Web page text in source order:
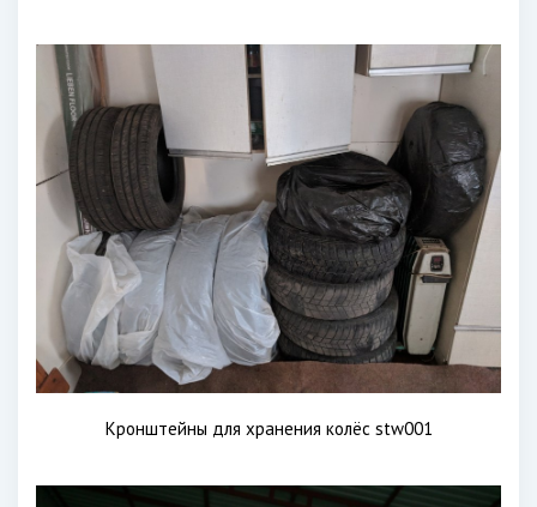
Кронштейны для хранения колёс stw001